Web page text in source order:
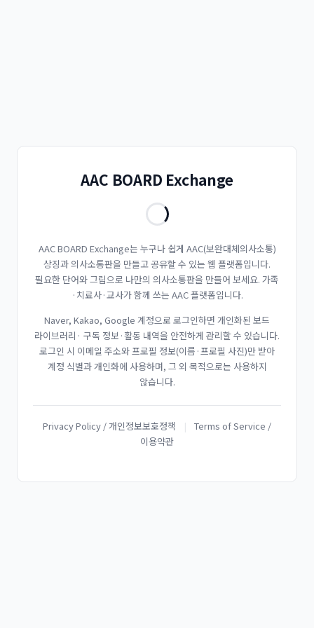
AAC BOARD Exchange
AAC BOARD Exchange는 누구나 쉽게 AAC(보완대체의사소통)
상징과 의사소통판을 만들고 공유할 수 있는 웹 플랫폼입니다.
필요한 단어와 그림으로 나만의 의사소통판을 만들어 보세요. 가족
·치료사·교사가 함께 쓰는 AAC 플랫폼입니다.
Naver, Kakao, Google 계정으로 로그인하면 개인화된 보드
라이브러리· 구독 정보·활동 내역을 안전하게 관리할 수 있습니다.
로그인 시 이메일 주소와 프로필 정보(이름·프로필 사진)만 받아
계정 식별과 개인화에 사용하며, 그 외 목적으로는 사용하지
않습니다.
Privacy Policy / 개인정보보호정책 |
Terms of Service /
이용약관